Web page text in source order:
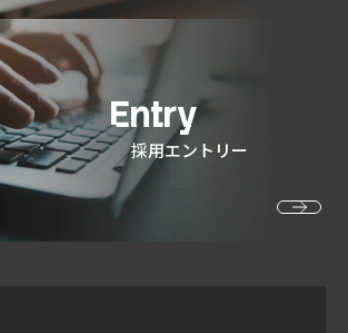
Entry
採用エントリー